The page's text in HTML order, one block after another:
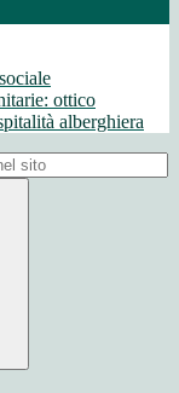
ottico
alberghiera